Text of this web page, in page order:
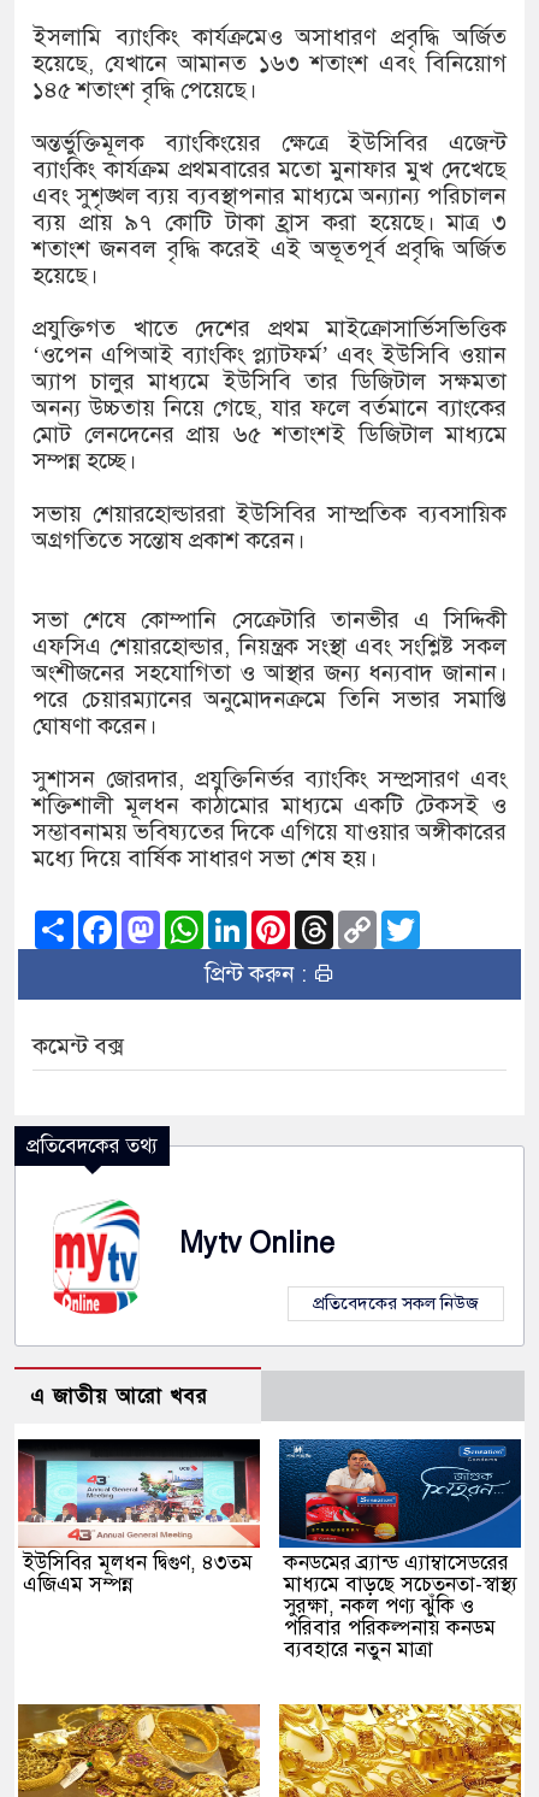
ইসলামি ব্যাংকিং কার্যক্রমেও অসাধারণ প্রবৃদ্ধি অর্জিত
হয়েছে, যেখানে আমানত ১৬৩ শতাংশ এবং বিনিয়োগ
১৪৫ শতাংশ বৃদ্ধি পেয়েছে।
অন্তর্ভুক্তিমূলক ব্যাংকিংয়ের ক্ষেত্রে ইউসিবির এজেন্ট
ব্যাংকিং কার্যক্রম প্রথমবারের মতো মুনাফার মুখ দেখেছে
এবং সুশৃঙ্খল ব্যয় ব্যবস্থাপনার মাধ্যমে অন্যান্য পরিচালন
ব্যয় প্রায় ৯৭ কোটি টাকা হ্রাস করা হয়েছে। মাত্র ৩
শতাংশ জনবল বৃদ্ধি করেই এই অভূতপূর্ব প্রবৃদ্ধি অর্জিত
হয়েছে।
প্রযুক্তিগত খাতে দেশের প্রথম মাইক্রোসার্ভিসভিত্তিক
‘ওপেন এপিআই ব্যাংকিং প্ল্যাটফর্ম’ এবং ইউসিবি ওয়ান
অ্যাপ চালুর মাধ্যমে ইউসিবি তার ডিজিটাল সক্ষমতা
অনন্য উচ্চতায় নিয়ে গেছে, যার ফলে বর্তমানে ব্যাংকের
মোট লেনদেনের প্রায় ৬৫ শতাংশই ডিজিটাল মাধ্যমে
সম্পন্ন হচ্ছে।
সভায় শেয়ারহোল্ডাররা ইউসিবির সাম্প্রতিক ব্যবসায়িক
অগ্রগতিতে সন্তোষ প্রকাশ করেন।
সভা শেষে কোম্পানি সেক্রেটারি তানভীর এ সিদ্দিকী
এফসিএ শেয়ারহোল্ডার, নিয়ন্ত্রক সংস্থা এবং সংশ্লিষ্ট সকল
অংশীজনের সহযোগিতা ও আস্থার জন্য ধন্যবাদ জানান।
পরে চেয়ারম্যানের অনুমোদনক্রমে তিনি সভার সমাপ্তি
ঘোষণা করেন।
সুশাসন জোরদার, প্রযুক্তিনির্ভর ব্যাংকিং সম্প্রসারণ এবং
শক্তিশালী মূলধন কাঠামোর মাধ্যমে একটি টেকসই ও
সম্ভাবনাময় ভবিষ্যতের দিকে এগিয়ে যাওয়ার অঙ্গীকারের
মধ্যে দিয়ে বার্ষিক সাধারণ সভা শেষ হয়।
ShareFacebook
Mastodon
WhatsApp
LinkedInPinterest
Threads
Copy
Link
প্রিন্ট করুন :
কমেন্ট বক্স
প্রতিবেদকের তথ্য
Mytv Online
প্রতিবেদকের সকল নিউজ
এ জাতীয় আরো খবর
ইউসিবির মূলধন দ্বিগুণ, ৪৩তম
এজিএম সম্পন্ন
কনডমের ব্র্যান্ড এ‍্যাম্বাসেডরের
মাধ‍্যমে বাড়ছে সচেতনতা-স্বাস্থ্য
সুরক্ষা, নকল পণ্য ঝুঁকি ও
পরিবার পরিকল্পনায় কনডম
ব্যবহারে নতুন মাত্রা